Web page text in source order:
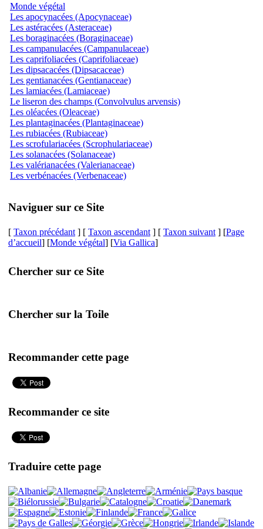
Monde végétal
Les apocynacées (Apocynaceae)
Les astéracées (Asteraceae)
Les boraginacées (Boraginaceae)
Les campanulacées (Campanulaceae)
Les caprifoliacées (Caprifoliaceae)
Les dipsacacées (Dipsacaceae)
Les gentianacées (Gentianaceae)
Les lamiacées (Lamiaceae)
Le liseron des champs (Convolvulus arvensis)
Les oléacées (Oleaceae)
Les plantaginacées (Plantaginaceae)
Les rubiacées (Rubiaceae)
Les scrofulariacées (Scrophulariaceae)
Les solanacées (Solanaceae)
Les valérianacées (Valerianaceae)
Les verbénacées (Verbenaceae)
Naviguer sur ce Site
[ Taxon précédant ] [ Taxon ascendant ] [ Taxon suivant ] [Page
d’accueil] [Monde végétal] [Via Gallica]
Chercher sur ce Site
Chercher sur la Toile
Recommander cette page
Recommander ce site
Traduire cette page